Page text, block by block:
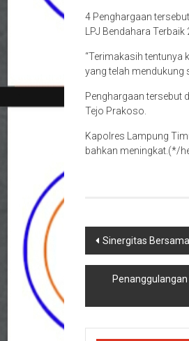
4 Penghargaan
LPJ Bendahara
“Terimakasih tentunya
yang telah mendukung
Penghargaan tersebut
Tejo Prakoso.
Kapolres Lampung
bahkan meningkat.(*/
Navigasi
pos
Sinergitas